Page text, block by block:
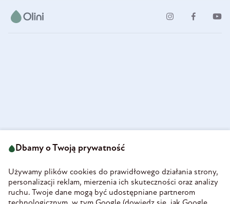
58-160 Świebodzice
REGON 890213034
INFORMACJE
Dbamy o Twoją prywatność
Używamy plików cookies do prawidłowego działania strony,
personalizacji reklam, mierzenia ich skuteczności oraz analizy
ruchu. Twoje dane mogą być udostępniane partnerom